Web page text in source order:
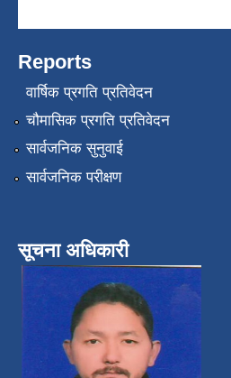
Reports
वार्षिक प्रगति प्रतिवेदन
चौमासिक प्रगति प्रतिवेदन
सार्वजनिक सुनुवाई
सार्वजनिक परीक्षण
सूचना अधिकारी